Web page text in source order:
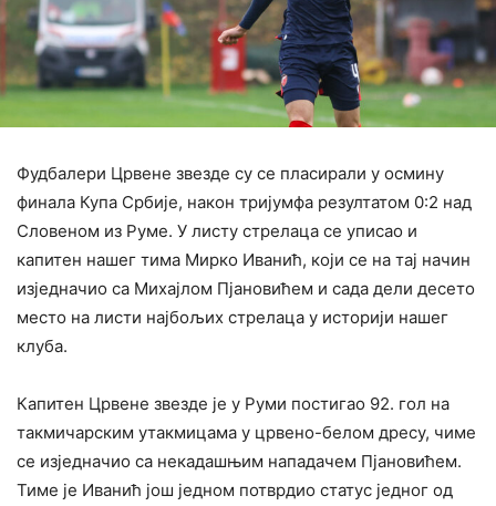
Фудбалери Црвене звезде су се пласирали у осмину
финала Купа Србије, након тријумфа резултатом 0:2 над
Словеном из Руме. У листу стрелаца се уписао и
капитен нашег тима Мирко Иванић, који се на тај начин
изједначио са Михајлом Пјановићем и сада дели десето
место на листи најбољих стрелаца у историји нашег
клуба.
Капитен Црвене звезде је у Руми постигао 92. гол на
такмичарским утакмицама у црвено-белом дресу, чиме
се изједначио са некадашњим нападачем Пјановићем.
Тиме је Иванић још једном потврдио статус једног од